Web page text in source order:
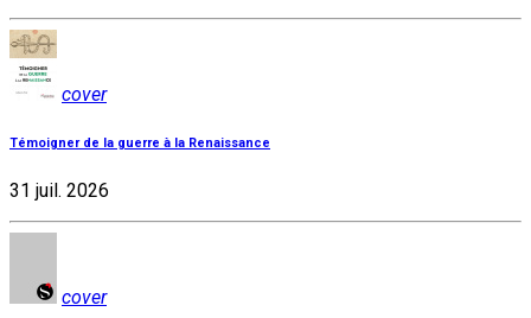
cover
Témoigner de la guerre à la Renaissance
31 juil. 2026
cover